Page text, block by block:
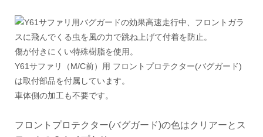
高速走行中、フロントガラ
スに飛んでくる虫を風の力で跳ね上げて付着を防止。
傷が付きにくい特殊樹脂を使用。
Y61サファリ（M/C前）用 フロントプロテクター(バグガード)
は取付部品を付属しています。
車体側の加工も不要です。
フロントプロテクター(バグガード)の色はクリアーとス